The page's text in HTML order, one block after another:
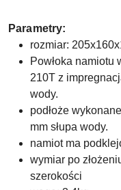
Parametry:
rozmiar:
Powłoka namiotu
210T z
wody.
podłoże
mm słupa wody.
namiot ma
wymiar po
szerokości